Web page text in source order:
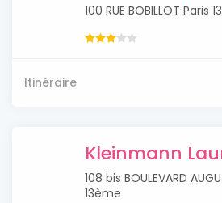
100 RUE BOBILLOT Paris
Itinéraire
Kleinmann
108 bis BOULEVARD
13ème